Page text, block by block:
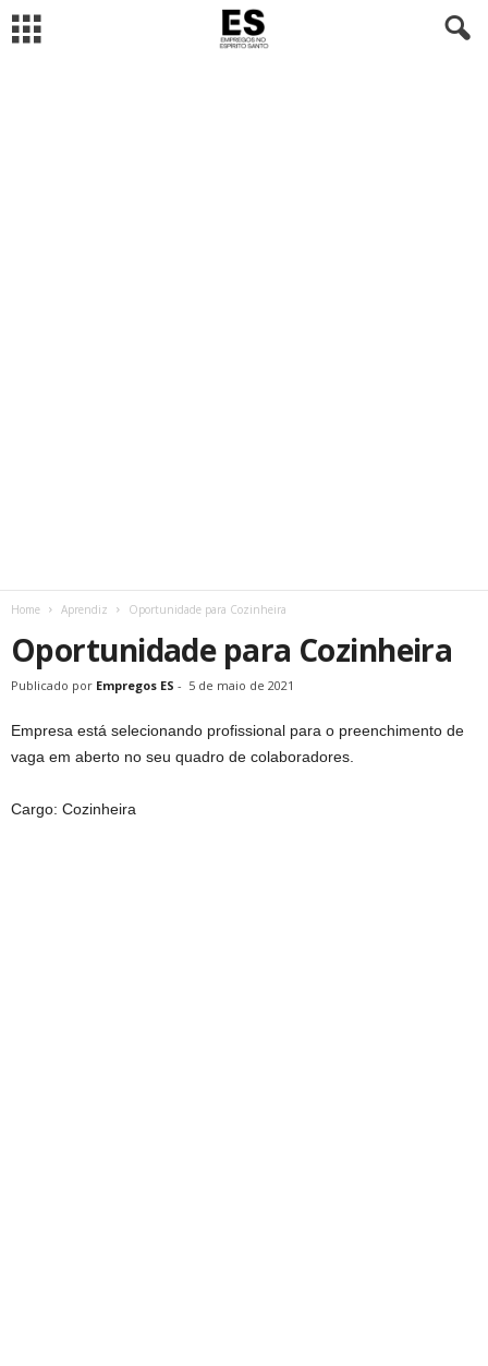
Home Aprendiz Oportunidade para Cozinheira
Oportunidade para Cozinheira
Publicado por Empregos ES - 5 de maio de 2021
Empresa está selecionando profissional para o preenchimento de
vaga em aberto no seu quadro de colaboradores.
Cargo: Cozinheira